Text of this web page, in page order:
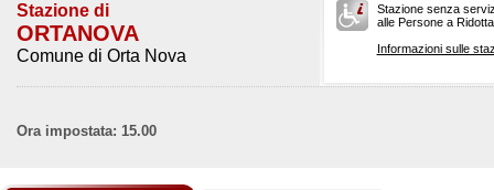
Stazione di
ORTANOVA
Comune di Orta Nova
Stazione senza
alle Persone a
Informazioni sulle
Ora impostata: 15.00